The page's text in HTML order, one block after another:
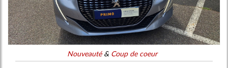
Nouveauté& Coup de coeur